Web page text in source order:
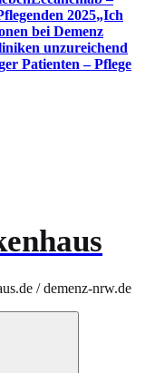
2025„Ich
bei Demenz
unzureichend
Patienten – Pflege
/ demenz-nrw.de